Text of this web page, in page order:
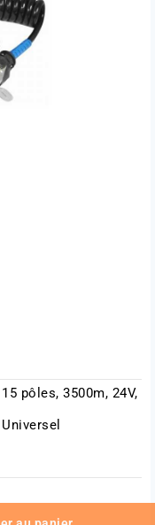
pôles, 3500m, 24V,